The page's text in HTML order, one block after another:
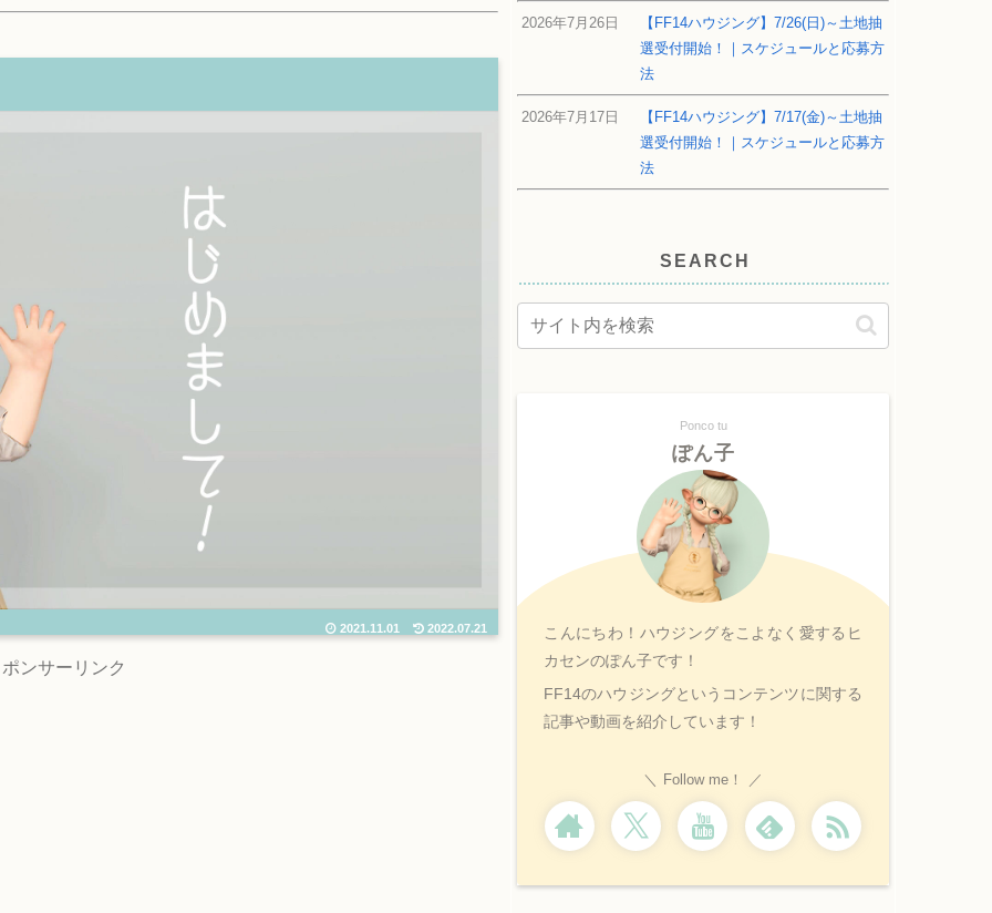
2021.11.01 2022.07.21
ンサーリンク
2026年7月26日
【FF14ハウジング】7/26(日)～土地抽
選受付開始！｜スケジュールと応募方
法
2026年7月17日
【FF14ハウジング】7/17(金)～土地抽
選受付開始！｜スケジュールと応募方
法
SEARCH
Ponco tu
ぽん子
こんにちわ！ハウジングをこよなく愛するヒ
カセンのぽん子です！
FF14のハウジングというコンテンツに関する
記事や動画を紹介しています！
Follow me！